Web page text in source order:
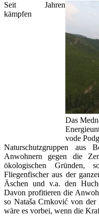
Das
vode
Seit Jahren
kämpfen
Naturschutzgruppen aus
Anwohnern gegen die
ökologischen Gründen,
Fliegenfischer aus der
Äschen und v.a. den
Davon profitieren die
so Nataša Crnković von
wäre es vorbei, wenn die